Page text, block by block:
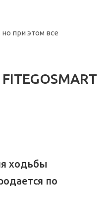
при этом все
ходьбы
по